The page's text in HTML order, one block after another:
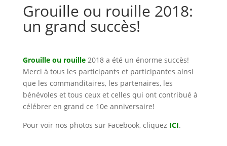
Grouille ou rouille 2018:
un grand succès!
Grouille ou rouille 2018 a été un énorme succès!
Merci à tous les participants et participantes ainsi
que les commanditaires, les partenaires, les
bénévoles et tous ceux et celles qui ont contribué à
célébrer en grand ce 10e anniversaire!
Pour voir nos photos sur Facebook, cliquez ICI.